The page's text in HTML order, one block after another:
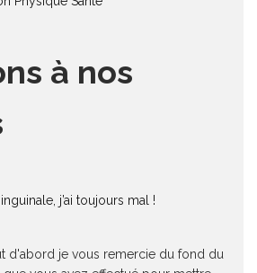
à nos
j’ai toujours mal !
d'abord je vous remercie du fond du